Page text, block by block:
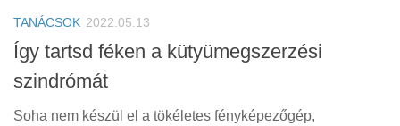
TANÁCSOK 2022.05.13
Így tartsd féken a kütyümegszerzési
szindrómát
Soha nem készül el a tökéletes fényképezőgép,